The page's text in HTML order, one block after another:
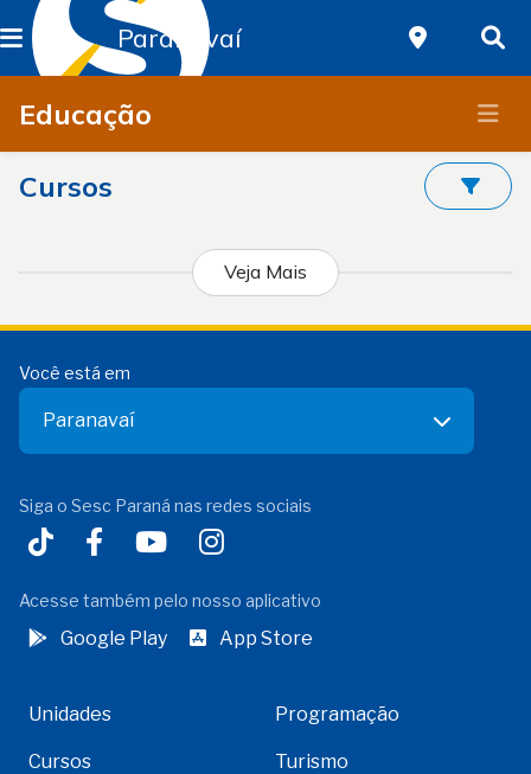
Paranavaí
Educação
Cursos
Veja Mais
Você está em
Paranavaí
Siga o Sesc Paraná nas redes sociais
Acesse também pelo nosso aplicativo
Google Play App Store
Unidades Programação
Cursos Turismo